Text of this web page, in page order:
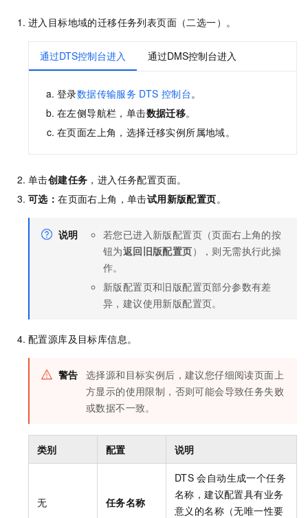
进入目标地域的迁移任务列表页面（二选一）。
通过DTS控制台进入 通过DMS控制台进入
登录数据传输服务 DTS 控制台。
在左侧导航栏，单击数据迁移。
在页面左上角，选择迁移实例所属地域。
单击创建任务 ，进入任务配置页面。
可选：在页面右上角，单击试用新版配置页。
说明
若您已进入新版配置页（页面右上角的按
钮为返回旧版配置页），则无需执行此操
作。
新版配置页和旧版配置页部分参数有差
异，建议使用新版配置页。
配置源库及目标库信息。
警告 选择源和目标实例后，建议您仔细阅读页面上
方显示的使用限制，否则可能会导致任务失败
或数据不一致。
类别 配置 说明
无 任务名称
DTS 会自动生成一个任务
名称，建议配置具有业务
意义的名称（无唯一性要